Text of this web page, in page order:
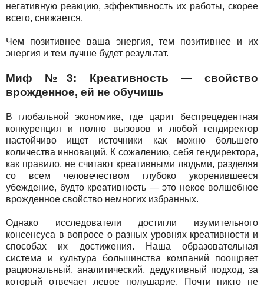
негативную реакцию, эффективность их работы, скорее
всего, снижается.
Чем позитивнее ваша энергия, тем позитивнее и их
энергия и тем лучше будет результат.
Миф №3: Креативность — свойство
врожденное, ей не обучишь
В глобальной экономике, где царит беспрецедентная
конкуренция и полно вызовов и любой гендиректор
настойчиво ищет источники как можно большего
количества инноваций. К сожалению, себя гендиректора,
как правило, не считают креативными людьми, разделяя
со всем человечеством глубоко укоренившееся
убеждение, будто креативность — это некое волшебное
врожденное свойство немногих избранных.
Однако исследователи достигли изумительного
консенсуса в вопросе о разных уровнях креативности и
способах их достижения. Наша образовательная
система и культура большинства компаний поощряет
рациональный, аналитический, дедуктивный подход, за
который отвечает левое полушарие. Почти никто не